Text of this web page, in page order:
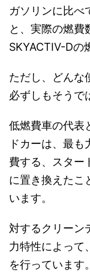
ガソリンに比べ
と、実際の燃費
SKYACTIV-Dの
ただし、どんな
必ずしもそうで
低燃費車の代表
ドカーは、最
費する、スター
に置き換えたこ
います。
対するクリーン
力特性によって
を行っています。